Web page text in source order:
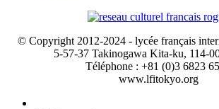
© Copyright 2012-2024 - lycée français
5-57-37 Takinogawa Kita-ku, 114-
Téléphone : +81 (0)3 6823
www.lfitokyo.org